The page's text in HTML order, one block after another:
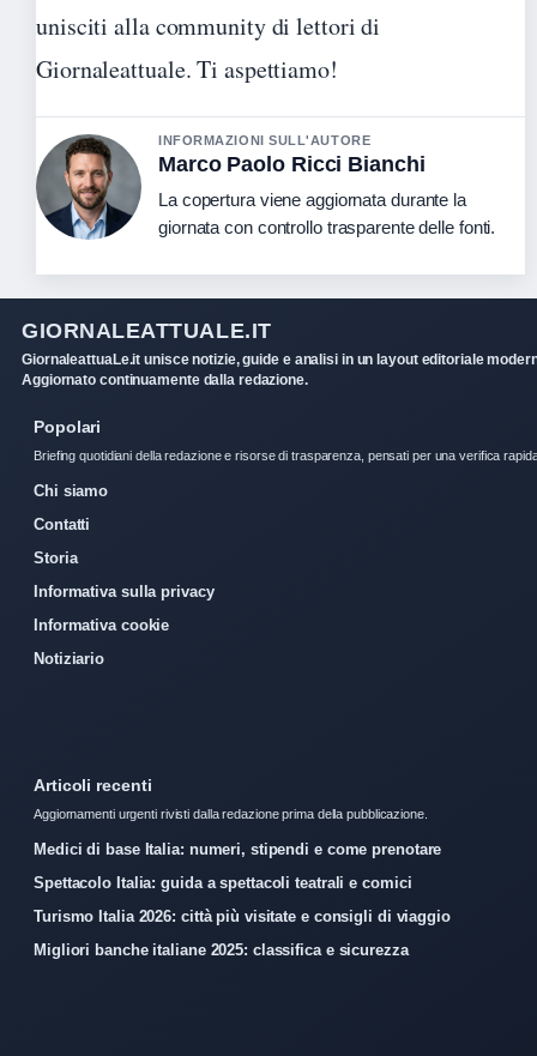
unisciti alla community di lettori di
Giornaleattuale. Ti aspettiamo!
INFORMAZIONI SULL'AUTORE
Marco Paolo Ricci Bianchi
La copertura viene aggiornata durante la
giornata con controllo trasparente delle fonti.
GIORNALEATTUALE.IT
GiornaleattuaLe.it unisce notizie, guide e analisi in un layout editoriale
Aggiornato continuamente dalla redazione.
Popolari
Briefing quotidiani della redazione e risorse di trasparenza, pensati per una verifica
Chi siamo
Contatti
Storia
Informativa sulla privacy
Informativa cookie
Notiziario
Articoli recenti
Aggiornamenti urgenti rivisti dalla redazione prima della pubblicazione.
Medici di base Italia: numeri, stipendi e come prenotare
Spettacolo Italia: guida a spettacoli teatrali e comici
Turismo Italia 2026: città più visitate e consigli di viaggio
Migliori banche italiane 2025: classifica e sicurezza